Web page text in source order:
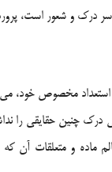
درك و شعور است،
مخصوص خود،
تكامل فقط در عالم ماده